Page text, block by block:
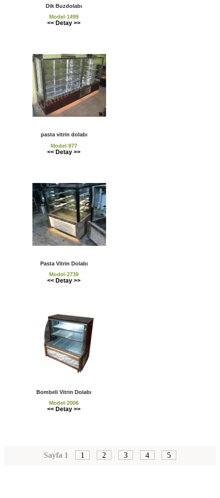
Dik Buzdolabı
Model-1499
<< Detay >>
pasta vitrin dolabı
Model-977
<< Detay >>
Pasta Vitrin Dolabı
Model-2739
<< Detay >>
Bombeli Vitrin Dolabı
Model-2006
<< Detay >>
Sayfa 1 1 2 3 4 5